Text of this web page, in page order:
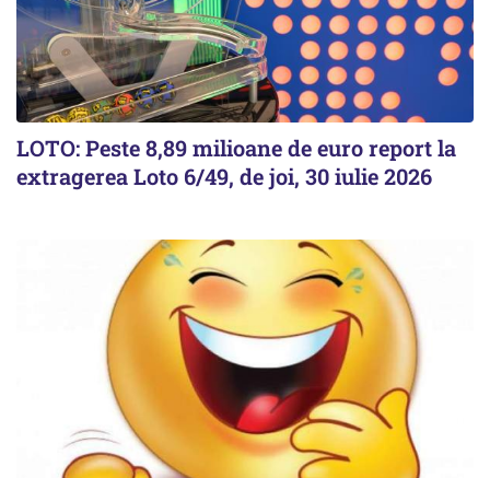
LOTO: Peste 8,89 milioane de euro report la
extragerea Loto 6/49, de joi, 30 iulie 2026